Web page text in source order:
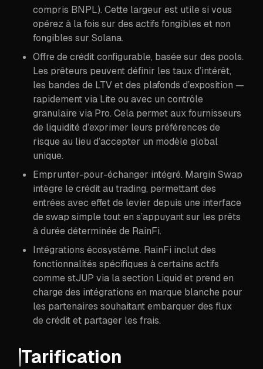
compris BNPL). Cette largeur est utile si vous
opérez à la fois sur des actifs fongibles et non
fongibles sur Solana.
Offre de crédit configurable, basée sur des pools.
Les prêteurs peuvent définir les taux d’intérêt,
les bandes de LTV et des plafonds d’exposition —
rapidement via Lite ou avec un contrôle
granulaire via Pro. Cela permet aux fournisseurs
de liquidité d’exprimer leurs préférences de
risque au lieu d’accepter un modèle global
unique.
Emprunter-pour-échanger intégré. Margin Swap
intègre le crédit au trading, permettant des
entrées avec effet de levier depuis une interface
de swap simple tout en s’appuyant sur les prêts
à durée déterminée de RainFi.
Intégrations écosystème. RainFi inclut des
fonctionnalités spécifiques à certains actifs
comme stJUP via la section Liquid et prend en
charge des intégrations en marque blanche pour
les partenaires souhaitant embarquer des flux
de crédit et partager les frais.
Tarification